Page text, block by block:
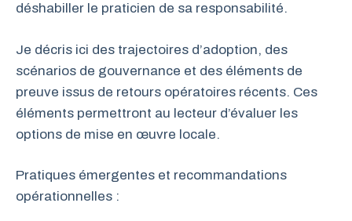
déshabiller le praticien de sa responsabilité.
Je décris ici des trajectoires d’adoption, des
scénarios de gouvernance et des éléments de
preuve issus de retours opératoires récents. Ces
éléments permettront au lecteur d’évaluer les
options de mise en œuvre locale.
Pratiques émergentes et recommandations
opérationnelles :